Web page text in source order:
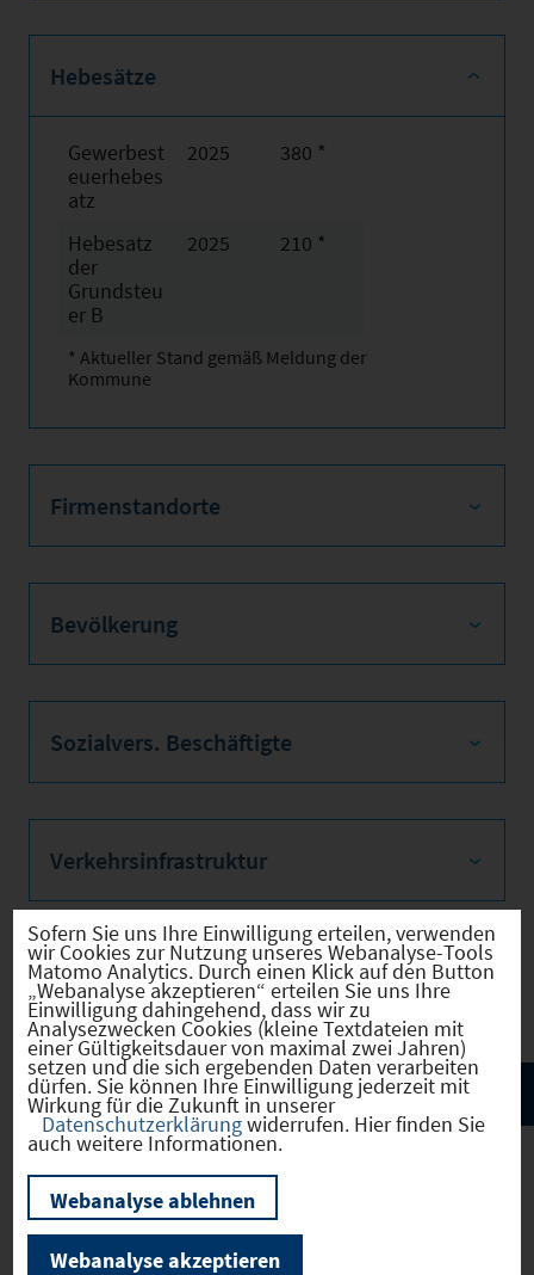
Hebesätze
Gewerbest
euerhebes
atz
2025 380 *
Hebesatz
der
Grundsteu
er B
2025 210 *
* Aktueller Stand gemäß Meldung der
Kommune
Firmenstandorte
Bevölkerung
Sozialvers. Beschäftigte
Verkehrsinfrastruktur
Kommunale Infrastruktur
Lichtenfels(09478139)
Sofern Sie uns Ihre Einwilligung erteilen, verwenden
wir Cookies zur Nutzung unseres Webanalyse-Tools
Matomo Analytics. Durch einen Klick auf den Button
„Webanalyse akzeptieren“ erteilen Sie uns Ihre
Einwilligung dahingehend, dass wir zu
Analysezwecken Cookies (kleine Textdateien mit
einer Gültigkeitsdauer von maximal zwei Jahren)
setzen und die sich ergebenden Daten verarbeiten
dürfen. Sie können Ihre Einwilligung jederzeit mit
Wirkung für die Zukunft in unserer
Datenschutzerklärungwiderrufen. Hier finden Sie
auch weitere Informationen.
Webanalyse ablehnen
Webanalyse akzeptieren